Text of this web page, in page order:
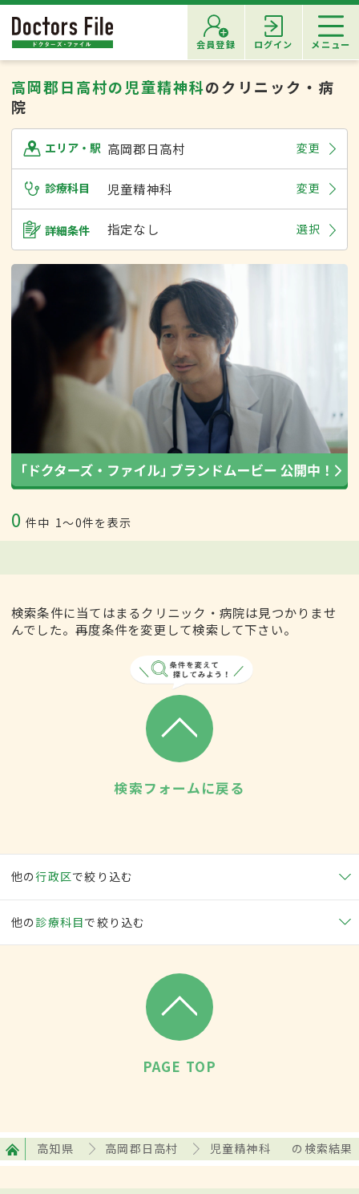
会員登録 ログイン メニュー
高岡郡日高村の児童精神科のクリニック・病
院
エリア・駅 高岡郡日高村 変更
診療科目 児童精神科 変更
詳細条件 指定なし 選択
0 件中 1〜0件を表示
検索条件に当てはまるクリニック・病院は見つかりませ
んでした。再度条件を変更して検索して下さい。
検索フォームに戻る
他の行政区で絞り込む
他の 診療科目で絞り込む
PAGE TOP
高知県 高岡郡日高村 児童精神科 の検索結果